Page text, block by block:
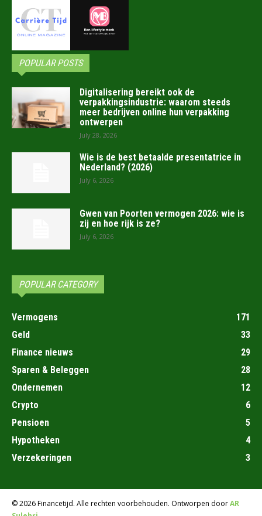
POPULAR POSTS
Digitalisering bereikt ook de
verpakkingsindustrie: waarom steeds
meer bedrijven online hun verpakking
ontwerpen
July 28, 2026
Wie is de best betaalde presentatrice in
Nederland? (2026)
July 6, 2026
Gwen van Poorten vermogen 2026: wie is
zij en hoe rijk is ze?
July 6, 2026
POPULAR CATEGORY
Vermogens
171
Geld
33
Finance nieuws
29
Sparen & Beleggen
28
Ondernemen
12
Crypto
6
Pensioen
5
Hypotheken
4
Verzekeringen
3
© 2026 Financetijd. Alle rechten voorbehouden. Ontworpen doorAR